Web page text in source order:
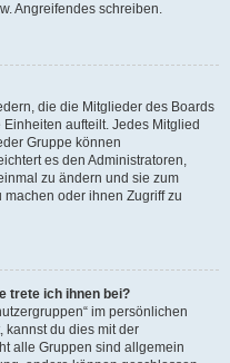
Angreifendes schreiben.
die die Mitglieder des Boards
aufteilt. Jedes Mitglied
Gruppe können
es den Administratoren,
zu ändern und sie zum
oder ihnen Zugriff zu
trete ich ihnen bei?
im persönlichen
kannst du dies mit der
alle Gruppen sind allgemein